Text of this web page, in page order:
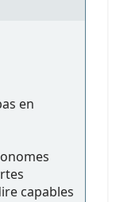
en
capables